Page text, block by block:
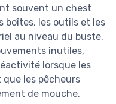
souvent un chest
boîtes, les outils et les
au niveau du buste.
inutiles,
lorsque les
les pêcheurs
de mouche.